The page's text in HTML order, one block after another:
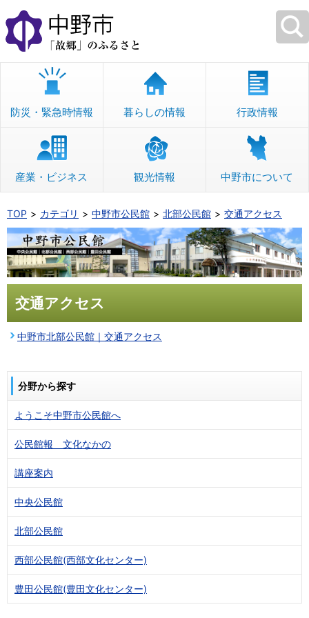
本
文
へ
移
防災・緊急時情報 暮らしの情報 行政情報
産業・ビジネス 観光情報 中野市について
TOP カテゴリ 中野市公民館 北部公民館 交通アクセス
交通アクセス
中野市北部公民館｜交通アクセス
分野から探す
ようこそ中野市公民館へ
公民館報 文化なかの
講座案内
中央公民館
北部公民館
西部公民館(西部文化センター)
豊田公民館(豊田文化センター)